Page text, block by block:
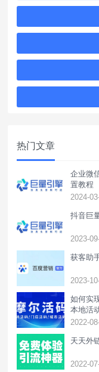
热门文章
企业微
置教程
2024-
抖音巨
2023-
获客助
2023-
如何实
本地活
2022-
天天外
2022-